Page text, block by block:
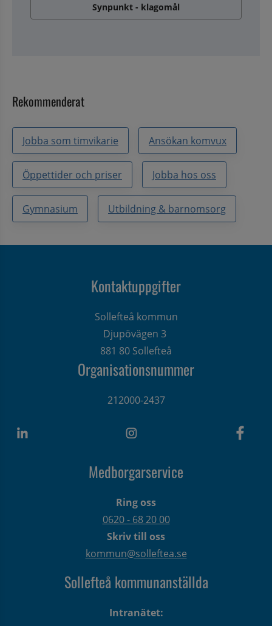
Synpunkt - klagomål
Rekommenderat
Jobba som timvikarie Ansökan komvux
Öppettider och priser Jobba hos oss
Gymnasium Utbildning & barnomsorg
Kontaktuppgifter
Sollefteå kommun
Djupövägen 3
881 80 Sollefteå
Organisationsnummer
212000-2437
Medborgarservice
Ring oss
0620 - 68 20 00
Skriv till oss
kommun@solleftea.se
Sollefteå kommunanställda
Intranätet: